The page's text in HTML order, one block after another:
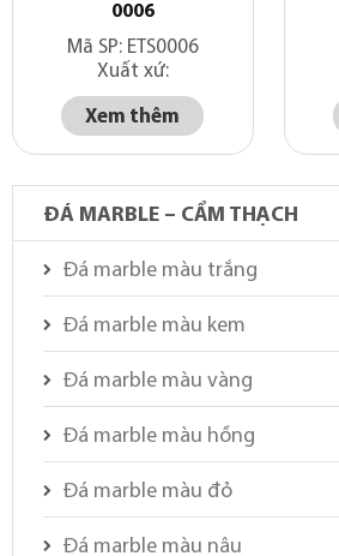
0006
Mã SP: ETS0006
Xuất xứ:
Xem thêm
ĐÁ MARBLE – CẨM THẠCH
Đá marble màu trắng
Đá marble màu kem
Đá marble màu vàng
Đá marble màu hồng
Đá marble màu đỏ
Đá marble màu nâu